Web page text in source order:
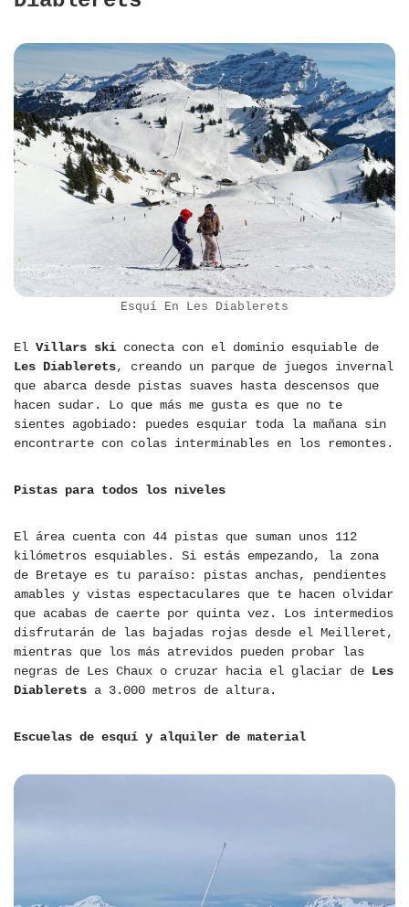
Esquí En Les Diablerets
El Villars ski conecta con el dominio esquiable de
Les Diablerets, creando un parque de juegos invernal
que abarca desde pistas suaves hasta descensos que
hacen sudar. Lo que más me gusta es que no te
sientes agobiado: puedes esquiar toda la mañana sin
encontrarte con colas interminables en los remontes.
Pistas para todos los niveles
El área cuenta con 44 pistas que suman unos 112
kilómetros esquiables. Si estás empezando, la zona
de Bretaye es tu paraíso: pistas anchas, pendientes
amables y vistas espectaculares que te hacen olvidar
que acabas de caerte por quinta vez. Los intermedios
disfrutarán de las bajadas rojas desde el Meilleret,
mientras que los más atrevidos pueden probar las
negras de Les Chaux o cruzar hacia el glaciar de Les
Diablerets a 3.000 metros de altura.
Escuelas de esquí y alquiler de material